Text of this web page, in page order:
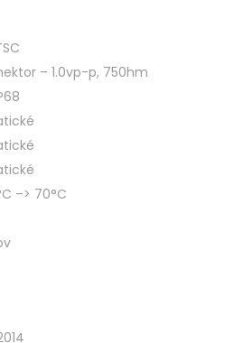
– 1.0vp-p, 750hm
–> 70°C